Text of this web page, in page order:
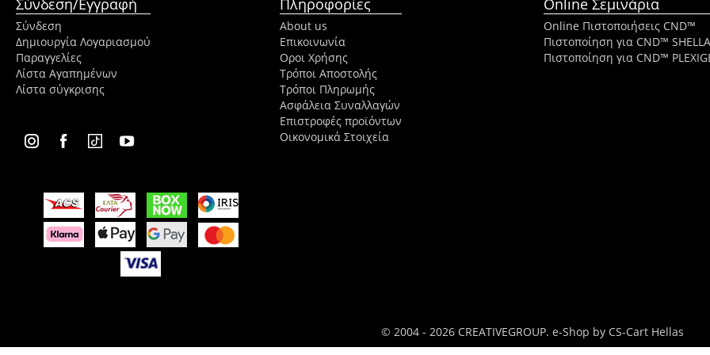
Σύνδεση/Εγγραφή
Σύνδεση
Δημιουργία Λογαριασμού
Παραγγελίες
Λίστα Αγαπημένων
Λίστα σύγκρισης
Πληροφορίες
About us
Επικοινωνία
Οροι Χρήσης
Τρόποι Αποστολής
Τρόποι Πληρωμής
Ασφάλεια Συναλλαγών
Επιστροφές προϊόντων
Οικονομικά Στοιχεία
Online Σεμινάρια
Online Πιστοποιήσεις CND™
Πιστοποίηση για CND™
Πιστοποίηση για CND™
© 2004 - 2026 CREATIVEGROUP. e-Shop by CS-Cart Hellas